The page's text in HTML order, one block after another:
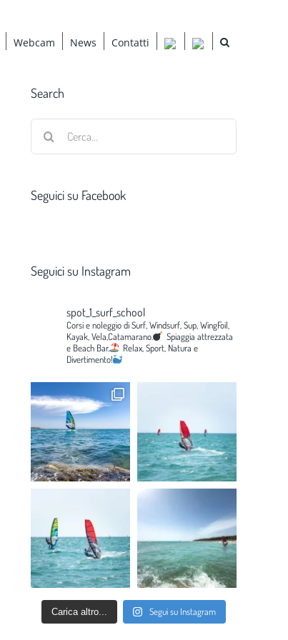
Webcam News Contatti
Search
Seguici su Facebook
Seguici su Instagram
spot_1_surf_school
Corsi e noleggio di Surf, Windsurf, Sup, WingFoil,
Kayak, Vela,Catamarano.
Spiaggia attrezzata
e Beach Bar.
Relax, Sport, Natura e
Divertimento!
Carica altro... Segui su Instagram